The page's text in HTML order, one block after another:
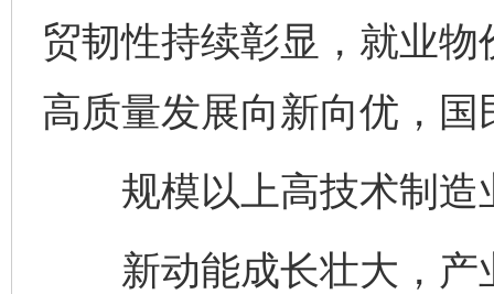
贸韧性持续彰显，就业
高质量发展向新向优，
规模以上高技术制造
新动能成长壮大，产